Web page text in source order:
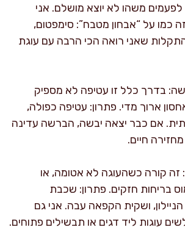
לפעמים משהו לא יוצא מושלם. אני
כמו על “אבחון מטבח”: סימפטום,
שאני רואה הכי הרבה עם עוגת
בדרך כלל זו עטיפה לא מספיק
ארוך מדי. פתרון: עטיפה כפולה,
אם כבר יצאה יבשה, הברשה עדינה
חיים.
זה קורה כשהעוגה לא אטומה, או
בריחות חזקים. פתרון: שכבת
הניילון, ושקית הקפאה עבה. אני גם
עוגות ליד דגים או תבשילים פתוחים.